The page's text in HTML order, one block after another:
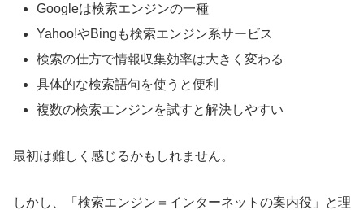
Googleは検索エンジンの一種
Yahoo!やBingも検索エンジン系サービス
検索の仕方で情報収集効率は大きく変わる
具体的な検索語句を使うと便利
複数の検索エンジンを試すと解決しやすい
最初は難しく感じるかもしれません。
しかし、「検索エンジン＝インターネットの案内役」と理